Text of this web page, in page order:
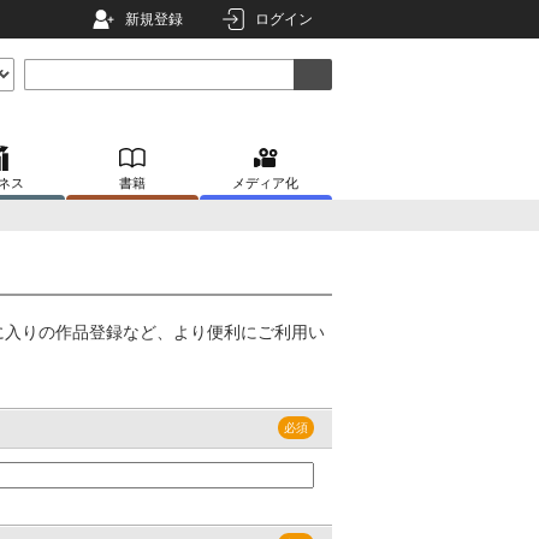
新規登録 ログイン
ス 書籍 メディア化
りの作品登録など、より便利にご利用い